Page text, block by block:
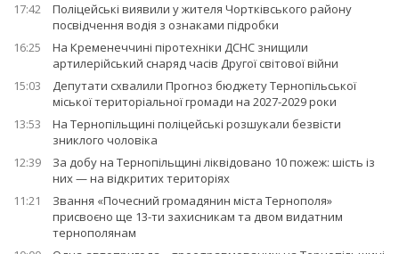
17:42
Поліцейські виявили у жителя Чортківського району
посвідчення водія з ознаками підробки
16:25
На Кременеччині піротехніки ДСНС знищили
артилерійський снаряд часів Другої світової війни
15:03
Депутати схвалили Прогноз бюджету Тернопільської
міської територіальної громади на 2027-2029 роки
13:53
На Тернопільщині поліцейські розшукали безвісти
зниклого чоловіка
12:39
За добу на Тернопільщині ліквідовано 10 пожеж: шість із
них — на відкритих територіях
11:21
Звання «Почесний громадянин міста Тернополя»
присвоєно ще 13-ти захисникам та двом видатним
тернополянам